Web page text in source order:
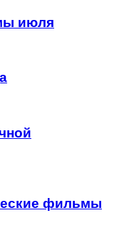
июля
фильмы